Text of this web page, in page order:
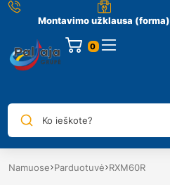
Montavimo užklausa (forma)
0
Ko ieškote?
Namuose Parduotuvė RXM60R